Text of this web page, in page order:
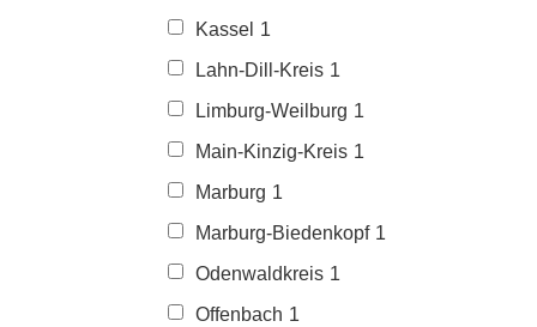
Kassel 1
Lahn-Dill-Kreis 1
Limburg-Weilburg 1
Main-Kinzig-Kreis 1
Marburg 1
Marburg-Biedenkopf 1
Odenwaldkreis 1
Offenbach 1